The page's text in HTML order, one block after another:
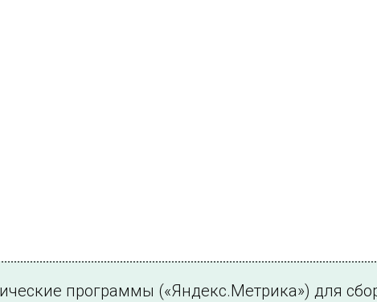
программы («Яндекс.Метрика») для